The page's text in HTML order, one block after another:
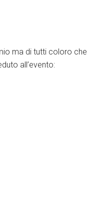
ma di tutti coloro che
all’evento: